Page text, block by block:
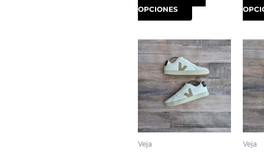
OPCIONES
Veja
Este
producto
tiene
múltiples
variantes.
Las
opciones
Veja